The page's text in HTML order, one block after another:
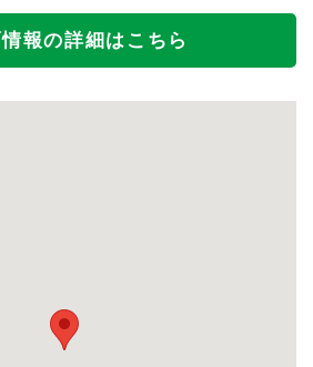
報の詳細はこちら